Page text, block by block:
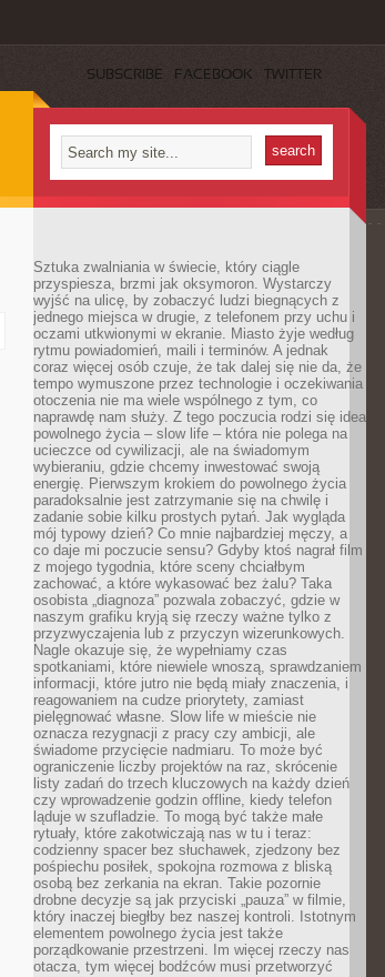
SUBSCRIBE FACEBOOK TWITTER
Sztuka zwalniania w świecie, który ciągle
przyspiesza, brzmi jak oksymoron. Wystarczy
wyjść na ulicę, by zobaczyć ludzi biegnących z
jednego miejsca w drugie, z telefonem przy uchu i
oczami utkwionymi w ekranie. Miasto żyje według
rytmu powiadomień, maili i terminów. A jednak
coraz więcej osób czuje, że tak dalej się nie da, że
tempo wymuszone przez technologie i oczekiwania
otoczenia nie ma wiele wspólnego z tym, co
naprawdę nam służy. Z tego poczucia rodzi się idea
powolnego życia – slow life – która nie polega na
ucieczce od cywilizacji, ale na świadomym
wybieraniu, gdzie chcemy inwestować swoją
energię. Pierwszym krokiem do powolnego życia
paradoksalnie jest zatrzymanie się na chwilę i
zadanie sobie kilku prostych pytań. Jak wygląda
mój typowy dzień? Co mnie najbardziej męczy, a
co daje mi poczucie sensu? Gdyby ktoś nagrał film
z mojego tygodnia, które sceny chciałbym
zachować, a które wykasować bez żalu? Taka
osobista „diagnoza” pozwala zobaczyć, gdzie w
naszym grafiku kryją się rzeczy ważne tylko z
przyzwyczajenia lub z przyczyn wizerunkowych.
Nagle okazuje się, że wypełniamy czas
spotkaniami, które niewiele wnoszą, sprawdzaniem
informacji, które jutro nie będą miały znaczenia, i
reagowaniem na cudze priorytety, zamiast
pielęgnować własne. Slow life w mieście nie
oznacza rezygnacji z pracy czy ambicji, ale
świadome przycięcie nadmiaru. To może być
ograniczenie liczby projektów na raz, skrócenie
listy zadań do trzech kluczowych na każdy dzień
czy wprowadzenie godzin offline, kiedy telefon
ląduje w szufladzie. To mogą być także małe
rytuały, które zakotwiczają nas w tu i teraz:
codzienny spacer bez słuchawek, zjedzony bez
pośpiechu posiłek, spokojna rozmowa z bliską
osobą bez zerkania na ekran. Takie pozornie
drobne decyzje są jak przyciski „pauza” w filmie,
który inaczej biegłby bez naszej kontroli. Istotnym
elementem powolnego życia jest także
porządkowanie przestrzeni. Im więcej rzeczy nas
otacza, tym więcej bodźców musi przetworzyć